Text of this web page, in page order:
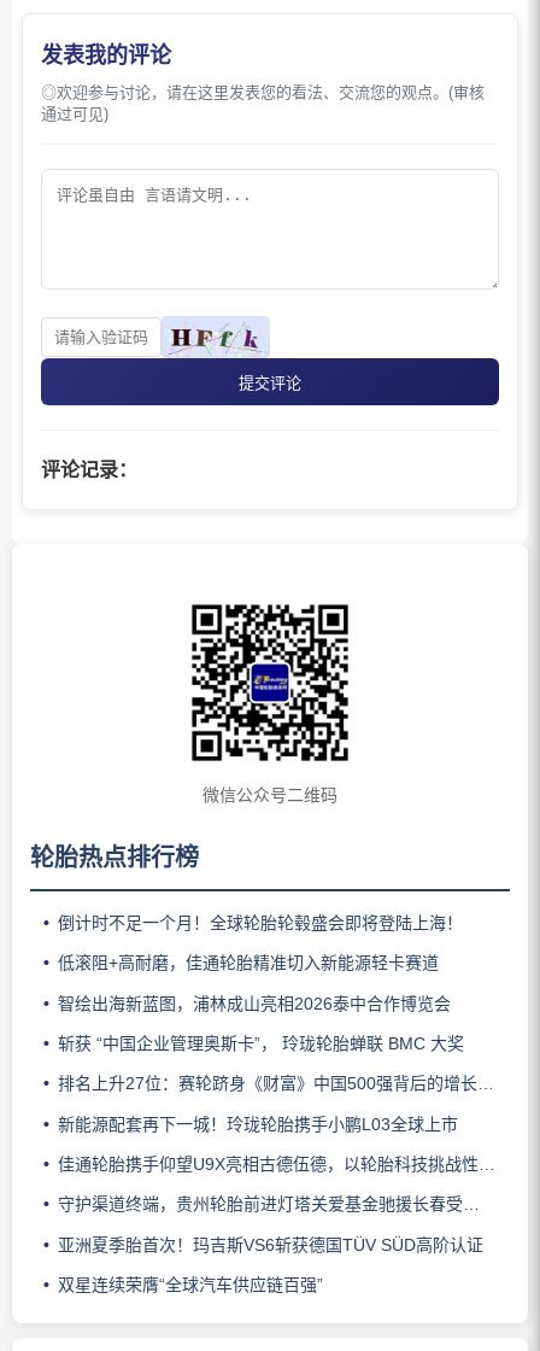
发表我的评论
◎欢迎参与讨论，请在这里发表您的看法、交流您的观点。(审核
通过可见)
提交评论
评论记录：
微信公众号二维码
轮胎热点排行榜
倒计时不足一个月！全球轮胎轮毂盛会即将登陆上海！
低滚阻+高耐磨，佳通轮胎精准切入新能源轻卡赛道
智绘出海新蓝图，浦林成山亮相2026泰中合作博览会
斩获 “中国企业管理奥斯卡”， 玲珑轮胎蝉联 BMC 大奖
排名上升27位：赛轮跻身《财富》中国500强背后的增长逻辑
新能源配套再下一城！玲珑轮胎携手小鹏L03全球上市
佳通轮胎携手仰望U9X亮相古德伍德，以轮胎科技挑战性能边界
守护渠道终端，贵州轮胎前进灯塔关爱基金驰援长春受灾门店
亚洲夏季胎首次！玛吉斯VS6斩获德国TÜV SÜD高阶认证
双星连续荣膺“全球汽车供应链百强”